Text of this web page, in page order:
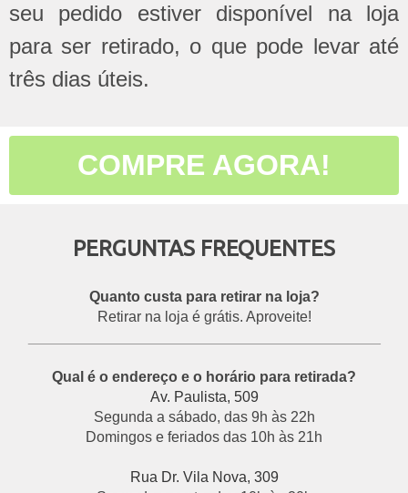
seu pedido estiver disponível na loja
para ser retirado, o que pode levar até
três dias úteis.
COMPRE AGORA!
PERGUNTAS FREQUENTES
Quanto custa para retirar na loja?
Retirar na loja é grátis. Aproveite!
Qual é o endereço e o horário para retirada?
Av. Paulista, 509
Segunda a sábado, das 9h às 22h
Domingos e feriados das 10h às 21h
Rua Dr. Vila Nova, 309